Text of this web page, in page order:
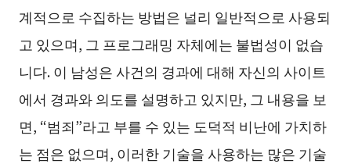
계적으로 수집하는 방법은 널리 일반적으로 사용되
고 있으며, 그 프로그래밍 자체에는 불법성이 없습
니다. 이 남성은 사건의 경과에 대해 자신의 사이트
에서 경과와 의도를 설명하고 있지만, 그 내용을 보
면, “범죄”라고 부를 수 있는 도덕적 비난에 가치하
는 점은 없으며, 이러한 기술을 사용하는 많은 기술